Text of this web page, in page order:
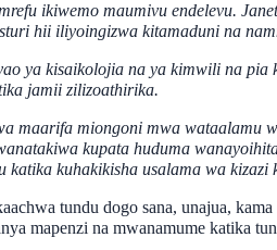
ikiwemo maumivu endelevu.
hii iliyoingizwa kitamaduni na
ya kisaikolojia na ya kimwili na pia
jamii zilizoathirika.
maarifa miongoni mwa wataalamu
kupata huduma
katika kuhakikisha usalama wa kizazi
tundu dogo sana, unajua,
mapenzi na mwanamume katika